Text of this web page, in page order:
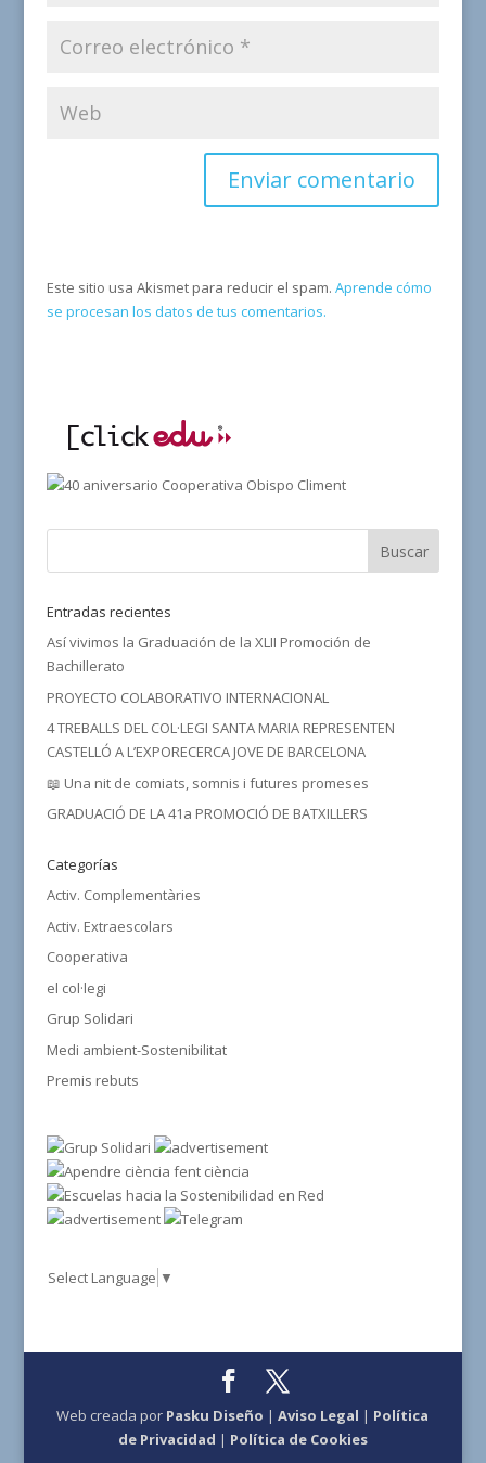
Este sitio usa Akismet para reducir el spam. Aprende cómo
se procesan los datos de tus comentarios.
Entradas recientes
Así vivimos la Graduación de la XLII Promoción de
Bachillerato
PROYECTO COLABORATIVO INTERNACIONAL
4 TREBALLS DEL COL·LEGI SANTA MARIA REPRESENTEN
CASTELLÓ A L’EXPORECERCA JOVE DE BARCELONA
📖 Una nit de comiats, somnis i futures promeses
GRADUACIÓ DE LA 41a PROMOCIÓ DE BATXILLERS
Categorías
Activ. Complementàries
Activ. Extraescolars
Cooperativa
el col·legi
Grup Solidari
Medi ambient-Sostenibilitat
Premis rebuts
Select Language ▼
Web creada por Pasku Diseño |Aviso Legal | Política
de Privacidad | Política de Cookies